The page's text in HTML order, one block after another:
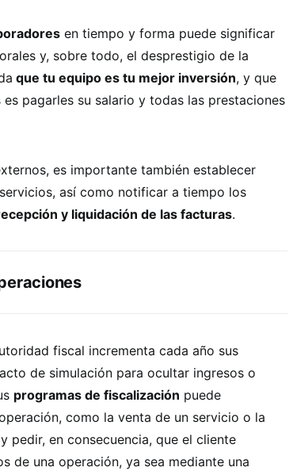
en tiempo y forma puede significar
y, sobre todo, el desprestigio de la
que tu equipo es tu mejor inversión, y que
pagarles su salario y todas las prestaciones
es importante también establecer
así como notificar a tiempo los
y liquidación de las facturas.
fiscal incrementa cada año sus
de simulación para ocultar ingresos o
programas de fiscalización puede
como la venta de un servicio o la
pedir, en consecuencia, que el cliente
de una operación, ya sea mediante una